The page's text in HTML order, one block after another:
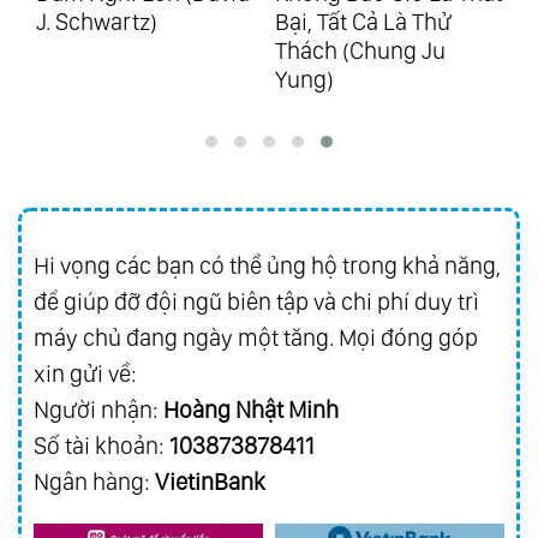
88.Ecos De Brasil
25 Years Of Golden Hits Vol.1 - Hits From
25 Years Of Golden Hits Vol.2 - Hits From
92.Everybody Loves Somebody Sometime
93.Golden Collection Vol.3
94. Magic Of Richard Vol.1 - Grandes
Favoritos
95.Magic Of Richard Vol.2 - Melodias
Inolvidables
96. Magic Of Richard Vol.3 - Romance Y
Bại, Tất Cả Là Thử
Mất (Marci Shimoff)
Hi vọng các bạn có thể ủng hộ trong khả năng,
để giúp đỡ đội ngũ biên tập và chi phí duy trì
máy chủ đang ngày một tăng. Mọi đóng góp
xin gửi về:
Người nhận: Hoàng Nhật Minh
Số tài khoản: 103873878411
Ngân hàng: VietinBank